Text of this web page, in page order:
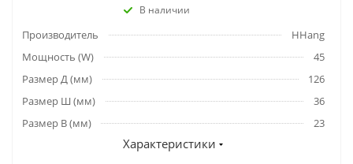
В наличии
Производитель
HHang
Мощность (W)
45
Размер Д (мм)
126
Размер Ш (мм)
36
Размер В (мм)
23
Характеристики